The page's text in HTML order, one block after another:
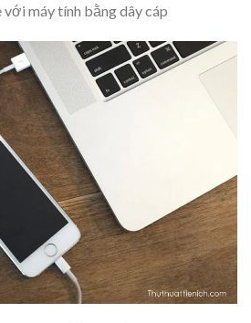
máy tính bằng dây cáp